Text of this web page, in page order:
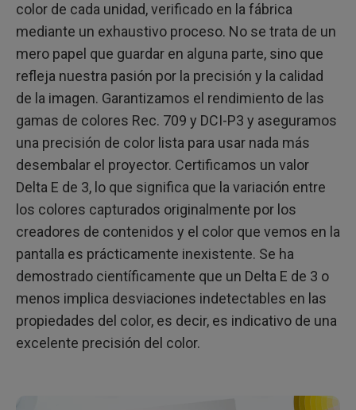
color de cada unidad, verificado en la fábrica
mediante un exhaustivo proceso. No se trata de un
mero papel que guardar en alguna parte, sino que
refleja nuestra pasión por la precisión y la calidad
de la imagen. Garantizamos el rendimiento de las
gamas de colores Rec. 709 y DCI-P3 y aseguramos
una precisión de color lista para usar nada más
desembalar el proyector. Certificamos un valor
Delta E de 3, lo que significa que la variación entre
los colores capturados originalmente por los
creadores de contenidos y el color que vemos en la
pantalla es prácticamente inexistente. Se ha
demostrado científicamente que un Delta E de 3 o
menos implica desviaciones indetectables en las
propiedades del color, es decir, es indicativo de una
excelente precisión del color.